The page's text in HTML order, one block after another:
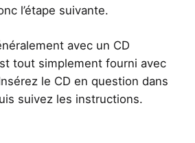
l’étape suivante.
avec un CD
tout simplement fourni avec
le CD en question dans
suivez les instructions.